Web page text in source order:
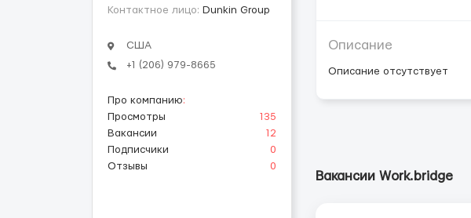
Контактное лицо: Dunkin Group
США
+1 (206) 979-8665
Про компанию:
Просмотры
135
Вакансии
12
Подписчики
0
Отзывы
0
Описание
Описание отсутствует
Вакансии Work.bridge